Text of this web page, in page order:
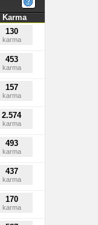
Karma
130
karma
453
karma
157
karma
2.574
karma
493
karma
437
karma
170
karma